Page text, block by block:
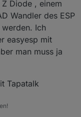
Diode , einem
Wandler des ESP
Ich
easyesp mit
man muss ja
Tapatalk